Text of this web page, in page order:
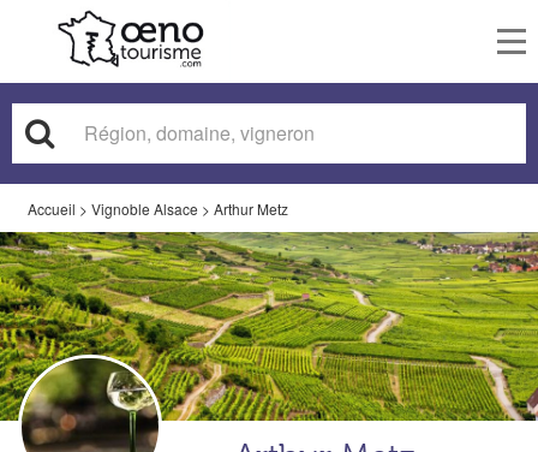
Accueil > Vignoble Alsace > Arthur Metz